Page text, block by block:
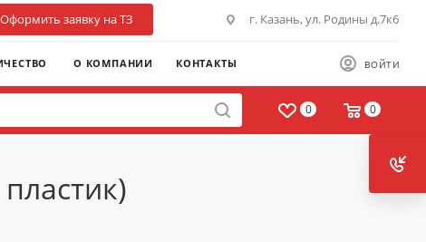
Оформить заявку на ТЗ г. Казань, ул. Родины д.7к6
ВОЙТИ
О КОМПАНИИ КОНТАКТЫ
0 0